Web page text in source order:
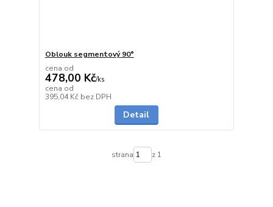
Oblouk segmentový 90°
cena od
478,00 Kč/ks
cena od
395,04 Kč bez DPH
Detail
strana z 1